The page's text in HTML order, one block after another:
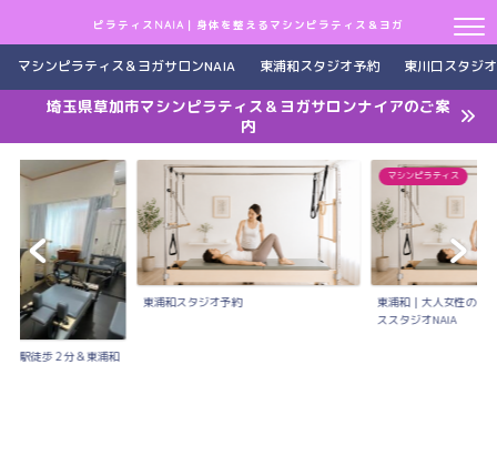
ピラティスNAIA｜身体を整えるマシンピラティス＆ヨガ
マシンピラティス＆ヨガサロンNAIA 東浦和スタジオ予約 東川口スタジ
埼玉県草加市マシンピラティス＆ヨガサロンナイアのご案
内
口駅徒歩２分＆東浦和
東浦和スタジオ予約
マシンピラティス
東浦和｜大人女性のた
ススタジオNAIA